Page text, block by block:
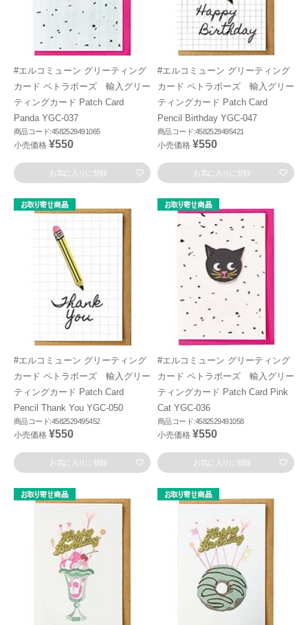
#エルコミューン グリーティング
カード ペトラボーズ 輸入グリー
ティングカード Patch Card
Panda YGC-037
商品コード:4582529491065
小売価格 ¥550
お気に入りに登録
#エルコミューン グリーティング
カード ペトラボーズ 輸入グリー
ティングカード Patch Card
Pencil Birthday YGC-047
商品コード:4582529495421
小売価格 ¥550
お気に入りに登録
#エルコミューン グリーティング
カード ペトラボーズ 輸入グリー
ティングカード Patch Card
Pencil Thank You YGC-050
商品コード:4582529495452
小売価格 ¥550
お気に入りに登録
#エルコミューン グリーティング
カード ペトラボーズ 輸入グリー
ティングカード Patch Card Pink
Cat YGC-036
商品コード:4582529491058
小売価格 ¥550
お気に入りに登録